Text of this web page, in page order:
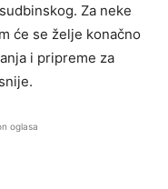
Za neke
će se želje konačno
i pripreme za
oglasa